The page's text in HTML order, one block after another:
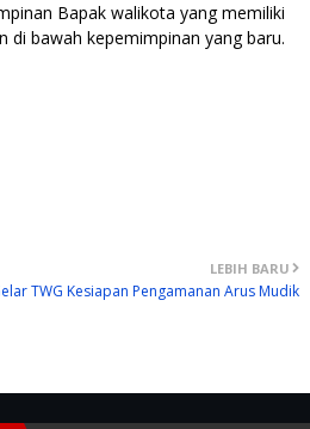
Bapak walikota yang memiliki
bawah kepemimpinan yang baru.
LEBIH BARU
TWG Kesiapan Pengamanan Arus Mudik